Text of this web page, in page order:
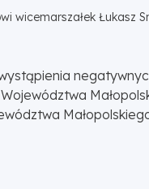
wicemarszałek Łukasz